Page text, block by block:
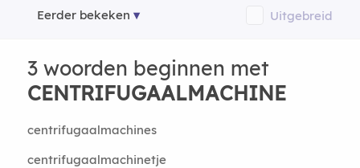
Eerder bekeken Uitgebreid
3 woorden beginnen met
CENTRIFUGAALMACHINE
centrifugaalmachines
centrifugaalmachinetje